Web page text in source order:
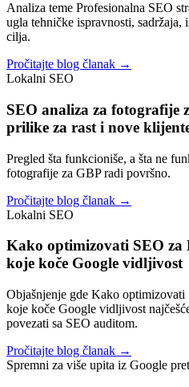
Analiza teme Profesionalna SEO
ugla tehničke ispravnosti,
cilja.
Pročitajte blog članak →
Lokalni SEO
SEO analiza za fotografije
prilike za rast i nove
Pregled šta funkcioniše, a šta ne
fotografije za GBP radi površno.
Pročitajte blog članak →
Lokalni SEO
Kako optimizovati SEO za
koje koče Google vidljivost
Objašnjenje gde Kako optimizovati
koje koče Google vidljivost
povezati sa SEO auditom.
Pročitajte blog članak →
Spremni za više upita iz Google